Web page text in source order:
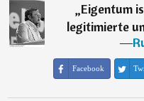
„Eigentum
legitimierte
―
Facebook